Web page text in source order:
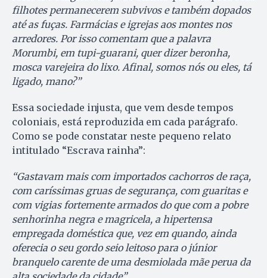
filhotes permanecerem subvivos e também dopados
até as fuças. Farmácias e igrejas aos montes nos
arredores. Por isso comentam que a palavra
Morumbi, em tupi-guarani, quer dizer beronha,
mosca varejeira do lixo. Afinal, somos nós ou eles, tá
ligado, mano?”
Essa sociedade injusta, que vem desde tempos
coloniais, está reproduzida em cada parágrafo.
Como se pode constatar neste pequeno relato
intitulado “Escrava rainha”:
“Gastavam mais com importados cachorros de raça,
com caríssimas gruas de segurança, com guaritas e
com vigias fortemente armados do que com a pobre
senhorinha negra e magricela, a hipertensa
empregada doméstica que, vez em quando, ainda
oferecia o seu gordo seio leitoso para o júnior
branquelo carente de uma desmiolada mãe perua da